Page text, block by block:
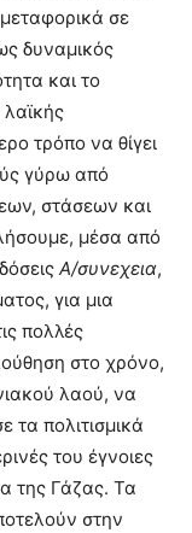
σε
δυναμικός
και το
τρόπο να θίγει
γύρω από
στάσεων και
μέσα από
Α/συνεχεια,
για μια
πολλές
στο χρόνο,
λαού, να
τα πολιτισμικά
του έγνοιες
της Γάζας. Τα
στην